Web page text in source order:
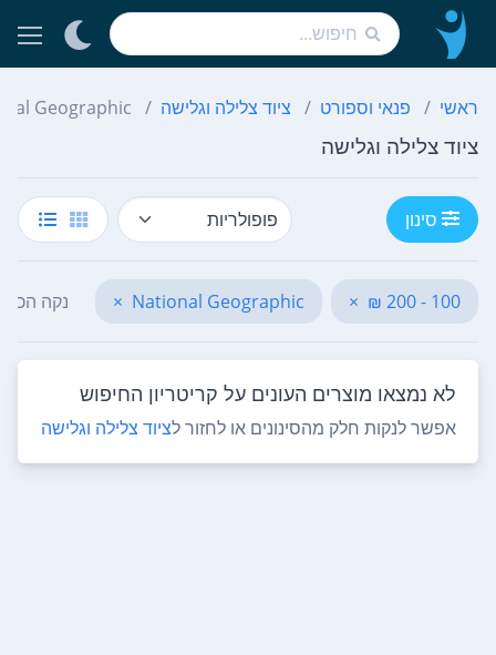
ראשי פנאי וספורט ציוד צלילה וגלישה Geographic
ציוד צלילה וגלישה
סינון
100 - 200 ₪
×
National Geographic
× נקה הכל
לא נמצאו מוצרים העונים על קריטריון החיפוש
אפשר לנקות חלק מהסינונים או לחזור לציוד צלילה וגלישה